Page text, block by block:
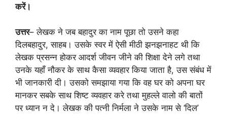
करें।
उत्तर– लेखक ने जब बहादुर का नाम पूछा तो उसने कहा
दिलबहादुर, साहब। उसके स्वर में ऐसी मीठी झनझनाहट थी कि
लेखक प्रसन्न होकर आदर्श जीवन जीने की शिक्षा देने लगे तथा
उनके यहाँ नौकर के साथ कैसा व्यवहार किया जाता है, उस संबंध में
भी जानकारी दी। उसको समझाया गया कि वह घर को अपना घर
मानकर सबके साथ शिष्ट व्यवहार करे तथा मुहल्ले वालो की बातों
पर ध्यान न दे। लेखक की पत्नी निर्मला ने उसके नाम से ‘दिल’